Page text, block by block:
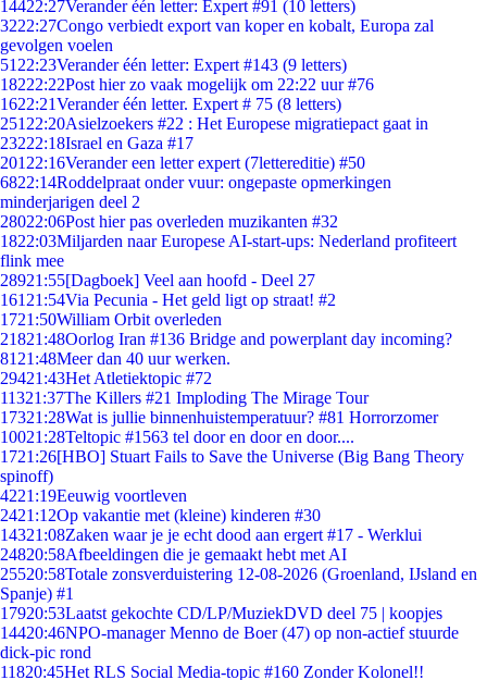
14422:27Verander één letter: Expert #91 (10 letters)
3222:27Congo verbiedt export van koper en kobalt, Europa zal
gevolgen voelen
51 22:23Verander één letter: Expert #143 (9 letters)
18222:22Post hier zo vaak mogelijk om 22:22 uur #76
1622:21Verander één letter. Expert # 75 (8 letters)
251 22:20Asielzoekers #22 : Het Europese migratiepact gaat in
23222:18Israel en Gaza #17
201 22:16Verander een letter expert (7lettereditie) #50
6822:14Roddelpraat onder vuur: ongepaste opmerkingen
minderjarigen deel 2
28022:06Post hier pas overleden muzikanten #32
1822:03Miljarden naar Europese AI-start-ups: Nederland profiteert
flink mee
28921:55[Dagboek] Veel aan hoofd - Deel 27
161 21:54Via Pecunia - Het geld ligt op straat! #2
1721:50William Orbit overleden
21821:48Oorlog Iran #136 Bridge and powerplant day incoming?
81 21:48Meer dan 40 uur werken.
29421:43Het Atletiektopic #72
11321:37The Killers #21 Imploding The Mirage Tour
17321:28Wat is jullie binnenhuistemperatuur? #81 Horrorzomer
10021:28Teltopic #1563 tel door en door en door....
1721:26[HBO] Stuart Fails to Save the Universe (Big Bang Theory
spinoff)
4221:19Eeuwig voortleven
2421:12Op vakantie met (kleine) kinderen #30
14321:08Zaken waar je je echt dood aan ergert #17 - Werklui
24820:58Afbeeldingen die je gemaakt hebt met AI
25520:58Totale zonsverduistering 12-08-2026 (Groenland, IJsland en
Spanje) #1
17920:53Laatst gekochte CD/LP/MuziekDVD deel 75 | koopjes
14420:46NPO-manager Menno de Boer (47) op non-actief stuurde
dick-pic rond
11820:45Het RLS Social Media-topic #160 Zonder Kolonel!!